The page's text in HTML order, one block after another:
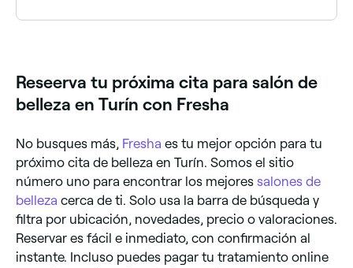
Reseerva tu próxima cita para salón de
belleza en Turín con Fresha
No busques más, Fresha es tu mejor opción para tu
próximo cita de belleza en Turín. Somos el sitio
número uno para encontrar los mejores salones de
belleza cerca de ti. Solo usa la barra de búsqueda y
filtra por ubicación, novedades, precio o valoraciones.
Reservar es fácil e inmediato, con confirmación al
instante. Incluso puedes pagar tu tratamiento online